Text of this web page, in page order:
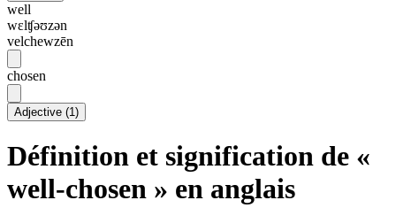
well
wɛlʧəʊzən
velchewzēn
chosen
Adjective (1)
Définition et signification de «
well-chosen » en anglais